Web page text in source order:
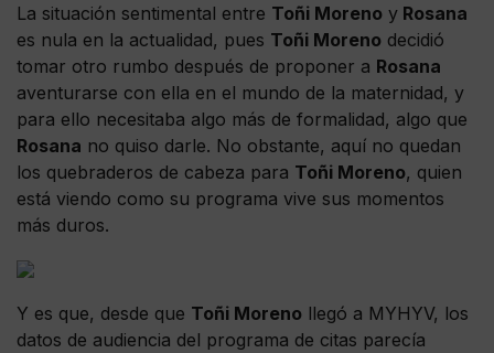
La situación sentimental entre Toñi Moreno y Rosana
es nula en la actualidad, pues Toñi Moreno decidió
tomar otro rumbo después de proponer a Rosana
aventurarse con ella en el mundo de la maternidad, y
para ello necesitaba algo más de formalidad, algo que
Rosana no quiso darle. No obstante, aquí no quedan
los quebraderos de cabeza para Toñi Moreno, quien
está viendo como su programa vive sus momentos
más duros.
Y es que, desde que Toñi Moreno llegó a MYHYV, los
datos de audiencia del programa de citas parecía